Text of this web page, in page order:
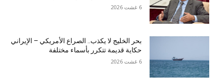
6 غشت 2026
بحر الخليج لا يكذب.. الصراع الأمريكي – الإيراني
حكاية قديمة تتكرر بأسماء مختلفة
6 غشت 2026